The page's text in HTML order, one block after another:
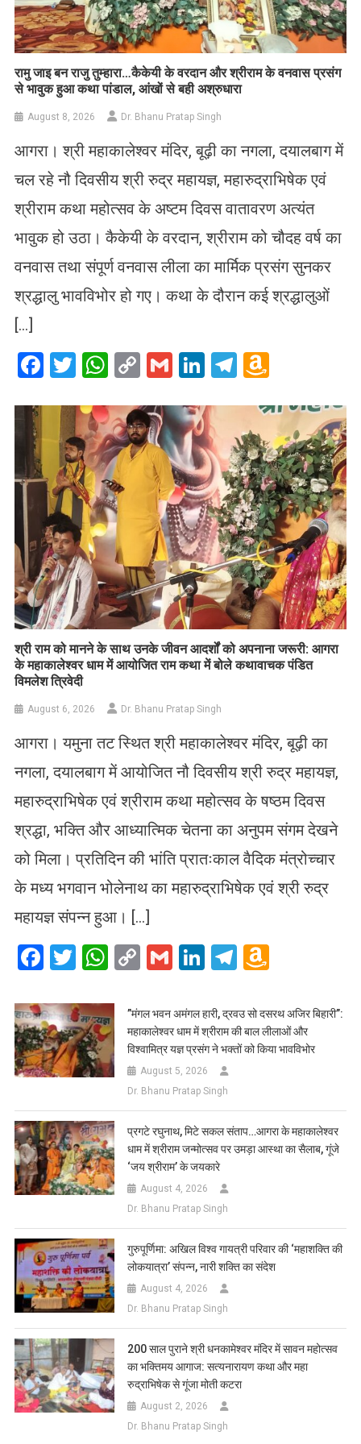
रामु जाइ बन राजु तुम्हारा…कैकेयी के वरदान और श्रीराम के वनवास प्रसंग
से भावुक हुआ कथा पांडाल, आंखों से बही अश्रुधारा
August 8, 2026 Dr. Bhanu Pratap Singh
आगरा। श्री महाकालेश्वर मंदिर, बूढ़ी का नगला, दयालबाग में
चल रहे नौ दिवसीय श्री रुद्र महायज्ञ, महारुद्राभिषेक एवं
श्रीराम कथा महोत्सव के अष्टम दिवस वातावरण अत्यंत
भावुक हो उठा। कैकेयी के वरदान, श्रीराम को चौदह वर्ष का
वनवास तथा संपूर्ण वनवास लीला का मार्मिक प्रसंग सुनकर
श्रद्धालु भावविभोर हो गए। कथा के दौरान कई श्रद्धालुओं
[…]
Facebook
Twitter
WhatsApp
CopyGmailLinkedIn
Telegram
List
​श्री राम को मानने के साथ उनके जीवन आदर्शों को अपनाना जरूरी: आगरा
के महाकालेश्वर धाम में आयोजित राम कथा में बोले कथावाचक पंडित
विमलेश त्रिवेदी
August 6, 2026 Dr. Bhanu Pratap Singh
आगरा। यमुना तट स्थित श्री महाकालेश्वर मंदिर, बूढ़ी का
नगला, दयालबाग में आयोजित नौ दिवसीय श्री रुद्र महायज्ञ,
महारुद्राभिषेक एवं श्रीराम कथा महोत्सव के षष्ठम दिवस
श्रद्धा, भक्ति और आध्यात्मिक चेतना का अनुपम संगम देखने
को मिला। प्रतिदिन की भांति प्रातःकाल वैदिक मंत्रोच्चार
के मध्य भगवान भोलेनाथ का महारुद्राभिषेक एवं श्री रुद्र
महायज्ञ संपन्न हुआ। […]
Facebook
Twitter
WhatsApp
CopyGmailLinkedIn
Telegram
List
​”मंगल भवन अमंगल हारी, द्रवउ सो दसरथ अजिर बिहारी”:
महाकालेश्वर धाम में श्रीराम की बाल लीलाओं और
विश्वामित्र यज्ञ प्रसंग ने भक्तों को किया भावविभोर
August 5, 2026
Dr. Bhanu Pratap Singh
प्रगटे रघुनाथ, मिटे सकल संताप…आगरा के महाकालेश्वर
धाम में श्रीराम जन्मोत्सव पर उमड़ा आस्था का सैलाब, गूंजे
‘जय श्रीराम’ के जयकारे
August 4, 2026
Dr. Bhanu Pratap Singh
गुरुपूर्णिमा: अखिल विश्व गायत्री परिवार की ‘महाशक्ति की
लोकयात्रा’ संपन्न, नारी शक्ति का संदेश
August 4, 2026
Dr. Bhanu Pratap Singh
200 साल पुराने श्री धनकामेश्वर मंदिर में सावन महोत्सव
का भक्तिमय आगाज: सत्यनारायण कथा और महा
रुद्राभिषेक से गूंजा मोती कटरा
August 2, 2026
Dr. Bhanu Pratap Singh